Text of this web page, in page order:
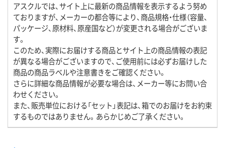
アスクルでは、サイト上に最新の商品情報を表示するよう努め
ておりますが、メーカーの都合等により、商品規格・仕様（容量、
パッケージ、原材料、原産国など）が変更される場合がございま
す。
このため、実際にお届けする商品とサイト上の商品情報の表記
が異なる場合がございますので、ご使用前には必ずお届けした
商品の商品ラベルや注意書きをご確認ください。
さらに詳細な商品情報が必要な場合は、メーカー等にお問い合
わせください。
また、販売単位における「セット」表記は、箱でのお届けをお約束
するものではありません。あらかじめご了承ください。